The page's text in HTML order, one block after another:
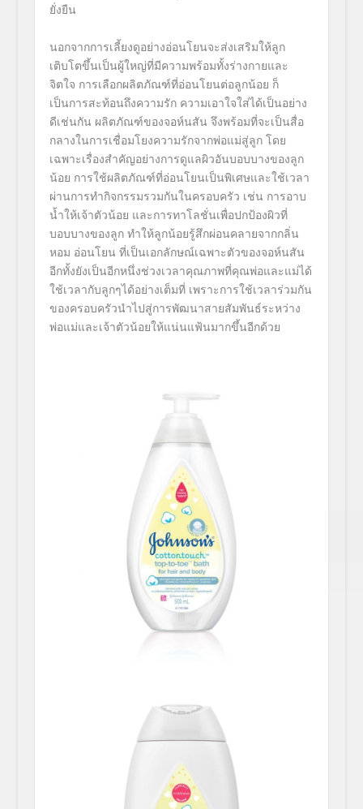
ยั่งยืน
นอกจากการเลี้ยงดูอย่างอ่อนโยนจะส่งเสริมให้ลูก
เติบโตขึ้นเป็นผู้ใหญ่ที่มีความพร้อมทั้งร่างกายและ
จิตใจ การเลือกผลิตภัณฑ์ที่อ่อนโยนต่อลูกน้อย ก็
เป็นการสะท้อนถึงความรัก ความเอาใจใส่ได้เป็นอย่าง
ดีเช่นกัน ผลิตภัณฑ์ของจอห์นสัน จึงพร้อมที่จะเป็นสื่อ
กลางในการเชื่อมโยงความรักจากพ่อแม่สู่ลูก โดย
เฉพาะเรื่องสำคัญอย่างการดูแลผิวอันบอบบางของลูก
น้อย การใช้ผลิตภัณฑ์ที่อ่อนโยนเป็นพิเศษและใช้เวลา
ผ่านการทำกิจกรรมรวมกันในครอบครัว เช่น การอาบ
น้ำให้เจ้าตัวน้อย และการทาโลชั่นเพื่อปกป้องผิวที่
บอบบางของลูก ทำให้ลูกน้อยรู้สึกผ่อนคลายจากกลิ่น
หอม อ่อนโยน ที่เป็นเอกลักษณ์เฉพาะตัวของจอห์นสัน
อีกทั้งยังเป็นอีกหนึ่งช่วงเวลาคุณภาพที่คุณพ่อและแม่ได้
ใช้เวลากับลูกๆได้อย่างเต็มที่ เพราะการใช้เวลาร่วมกัน
ของครอบครัวนำไปสู่การพัฒนาสายสัมพันธ์ระหว่าง
พ่อแม่และเจ้าตัวน้อยให้แน่นแฟ้นมากขึ้นอีกด้วย